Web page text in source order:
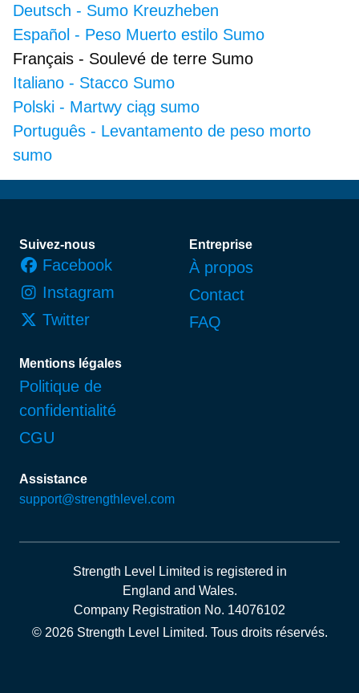
Deutsch - Sumo Kreuzheben
Español - Peso Muerto estilo Sumo
Français - Soulevé de terre Sumo
Italiano - Stacco Sumo
Polski - Martwy ciąg sumo
Português - Levantamento de peso morto
sumo
Pied de page
Suivez-nous
Facebook
Instagram
Twitter
Entreprise
À propos
Contact
FAQ
Mentions légales
Politique de
confidentialité
CGU
Assistance
support@strengthlevel.com
Strength Level Limited is registered in
England and Wales.
Company Registration No. 14076102
© 2026 Strength Level Limited. Tous droits réservés.